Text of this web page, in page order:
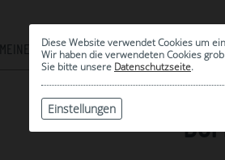
Diese Website verwendet Cookies um
Wir haben die verwendeten Cookies
Sie bitte unsere Datenschutzseite.
Einstellungen
MEINE AUSWAHL
0
| ARCHIV